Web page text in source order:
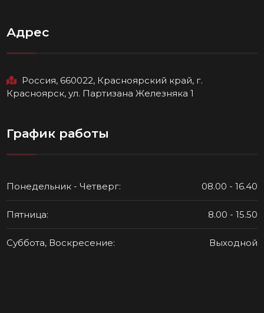
Адрес
Россия, 660022, Красноярский край, г.
Красноярск, ул. Партизана Железняка 1
График работы
Понедельник - Четверг: 08.00 - 16.40
Пятница: 8.00 - 15.50
Суббота, Воскресение: Выходной